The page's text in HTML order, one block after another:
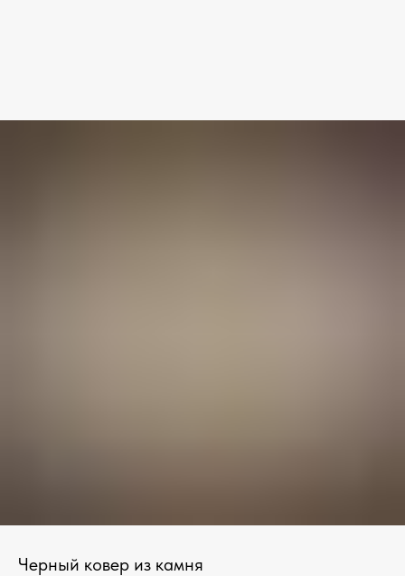
Черный ковер из камня